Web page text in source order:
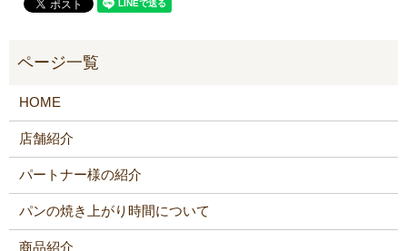
HOME
店舗紹介
パートナー様の紹介
パンの焼き上がり時間について
商品紹介